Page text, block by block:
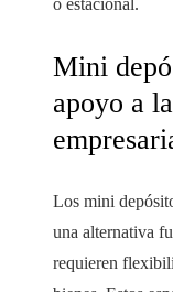
o estacional.
Mini
apoyo a
Los mini
una alternativa
requieren